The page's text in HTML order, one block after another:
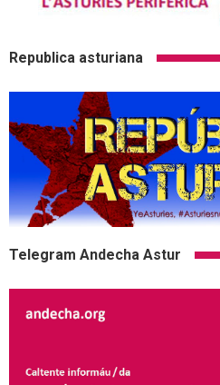
Republica asturiana
Telegram Andecha Astur